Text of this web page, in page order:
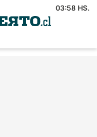
03:58 HS.